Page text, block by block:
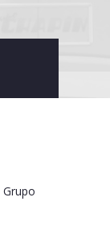
Grupo